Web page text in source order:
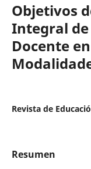
Objetivos
Integral
Docente
Revista de
Resumen